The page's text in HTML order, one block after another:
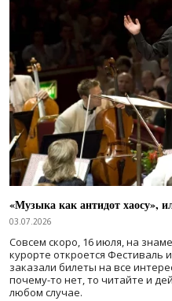
«Музыка как антидот хаосу»,
03.07.2026
Совсем скоро, 16 июля, на
курорте откроется
заказали билеты на все
почему-то нет, то читайте и
любом случае.